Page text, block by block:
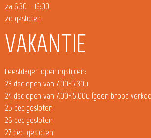
za 6:30 – 16:00
zo gesloten
VAKANTIE
Feestdagen openingstijden:
23 dec open van 7.00-17.30u
24 dec open van 7.00-15.00u (geen brood
25 dec gesloten
26 dec gesloten
27 dec. gesloten